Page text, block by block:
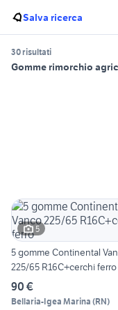
Salva ricerca
30 risultati
Gomme rimorchio
5
5 gomme Continental
225/65 R16C+cerchi ferro
90 €
Bellaria-Igea Marina (RN)